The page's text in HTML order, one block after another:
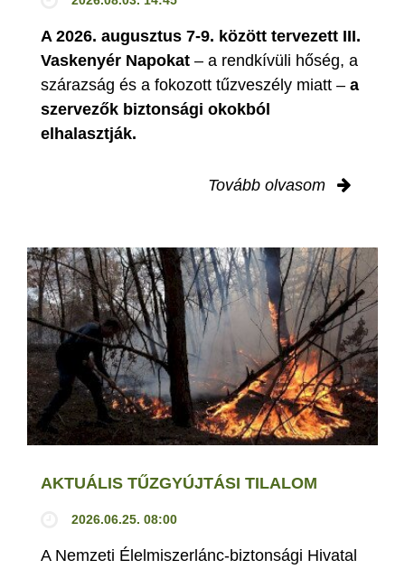
A 2026. augusztus 7-9. között tervezett III.
Vaskenyér Napokat – a rendkívüli hőség, a
szárazság és a fokozott tűzveszély miatt – a
szervezők biztonsági okokból
elhalasztják.
Tovább olvasom
AKTUÁLIS TŰZGYÚJTÁSI TILALOM
2026.06.25. 08:00
A Nemzeti Élelmiszerlánc-biztonsági Hivatal